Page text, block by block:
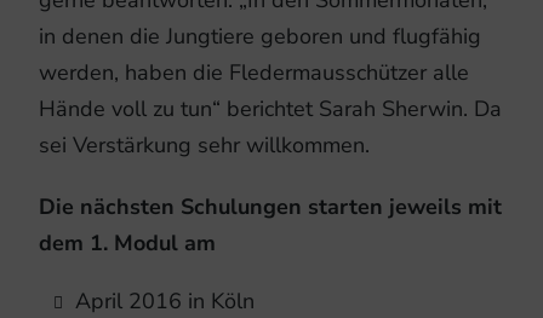
in denen die Jungtiere geboren und flugfähig
werden, haben die Fledermausschützer alle
Hände voll zu tun“ berichtet Sarah Sherwin. Da
sei Verstärkung sehr willkommen.
Die nächsten Schulungen starten jeweils mit
dem 1. Modul am
April 2016 in Köln